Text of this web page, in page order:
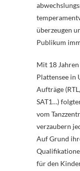
überzeugen
Publikum
Mit 18 Jahren
Plattensee in
Aufträge
SAT1…)
vom
verzaubern
Auf Grund
für den